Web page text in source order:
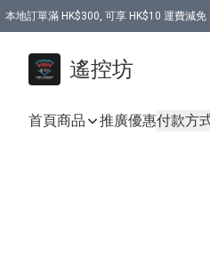
本地訂單滿 HK$300, 可享 HK$10 運費減免
遙控坊
首頁商品 推廣優惠付款方